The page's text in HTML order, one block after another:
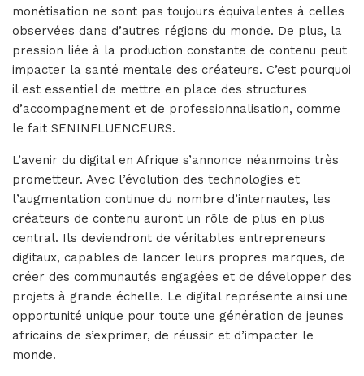
monétisation ne sont pas toujours équivalentes à celles
observées dans d’autres régions du monde. De plus, la
pression liée à la production constante de contenu peut
impacter la santé mentale des créateurs. C’est pourquoi
il est essentiel de mettre en place des structures
d’accompagnement et de professionnalisation, comme
le fait SENINFLUENCEURS.
L’avenir du digital en Afrique s’annonce néanmoins très
prometteur. Avec l’évolution des technologies et
l’augmentation continue du nombre d’internautes, les
créateurs de contenu auront un rôle de plus en plus
central. Ils deviendront de véritables entrepreneurs
digitaux, capables de lancer leurs propres marques, de
créer des communautés engagées et de développer des
projets à grande échelle. Le digital représente ainsi une
opportunité unique pour toute une génération de jeunes
africains de s’exprimer, de réussir et d’impacter le
monde.